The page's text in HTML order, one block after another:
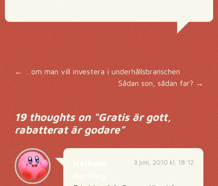
Inläggsnavigering
←…om man vill investera i underhållsbranschen
Sådan son, sådan far? →
19 thoughts on “Gratis är gott,
rabatterat är godare”
3 juni, 2010 kl. 18:12